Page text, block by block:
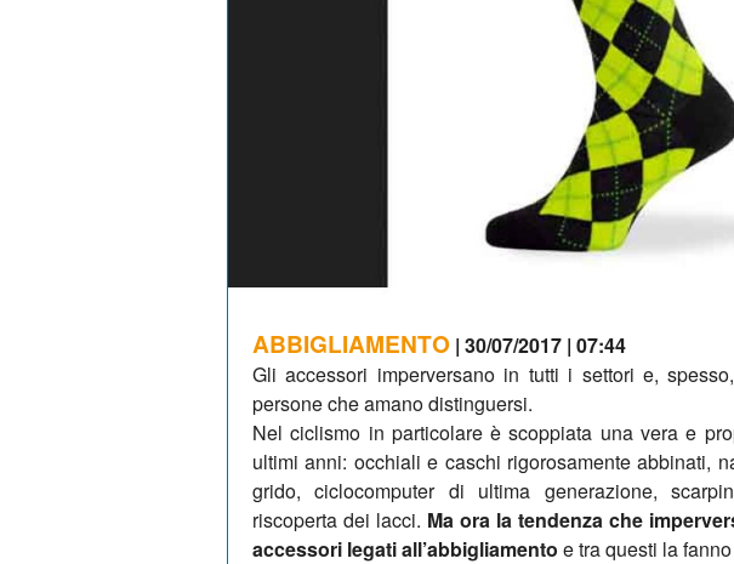
ABBIGLIAMENTO | 30/07/2017 | 07:44
Gli accessori imperversano in tutti i settori e,
persone che amano distinguersi.
Nel ciclismo in particolare è scoppiata una vera e
ultimi anni: occhiali e caschi rigorosamente abbinati,
grido, ciclocomputer di ultima generazione,
riscoperta dei lacci. Ma ora la tendenza che
accessori legati all’abbigliamento e tra questi la